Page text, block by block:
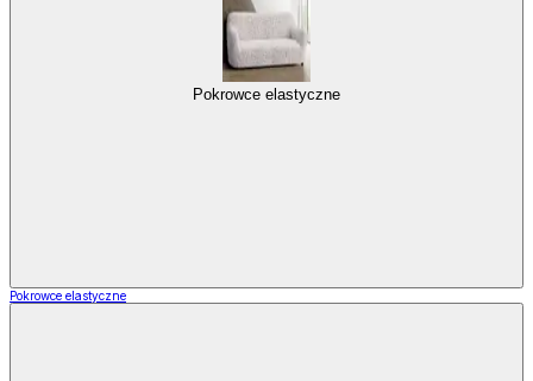
Pokrowce elastyczne
Pokrowce elastyczne